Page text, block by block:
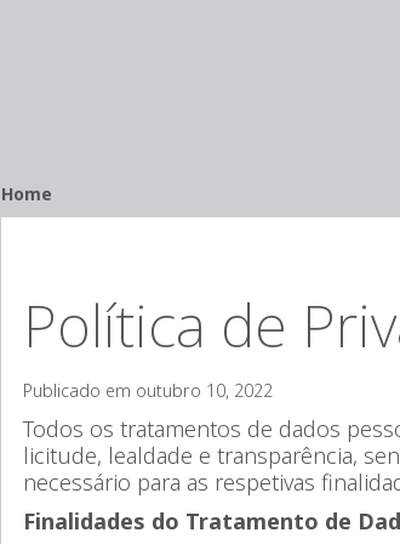
Breadcrumb
Home
Política de
Publicado em outubro 10, 2022
Todos os tratamentos de dados
licitude, lealdade e transparência,
necessário para as respetivas
Finalidades do Tratamento de